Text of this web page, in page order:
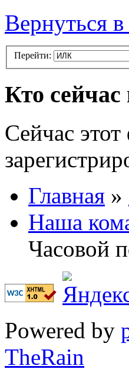
Вернуться
Перейти:
Кто
Сейчас
Главная »
Наша
Часовой
Powered by
TheRain